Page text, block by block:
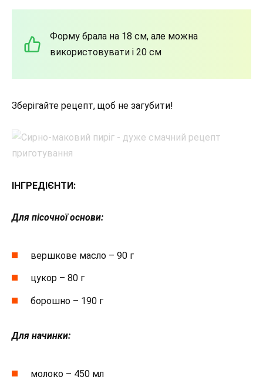
Форму брала на 18 см, але можна
використовувати і 20 см
Зберігайте рецепт, щоб не загубити!
ІНГРЕДІЄНТИ:
Для пісочної основи:
вершкове масло – 90 г
цукор – 80 г
борошно – 190 г
Для начинки:
молоко – 450 мл